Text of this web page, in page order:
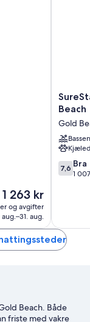
Prisen
1 263 kr
1 263 kr
og avgifter
aug.
Plus
by
Best
Western
Gold
Beach
Beach
Gold
7.6
av
7,6 Bra
1
Beach. Både
friste med vakre